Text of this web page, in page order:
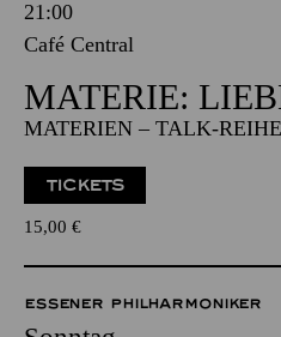
MATERIE: LIEBE
TICKETS
ESSENER PHILHARMONIKER
Sonntag
11.10.2026